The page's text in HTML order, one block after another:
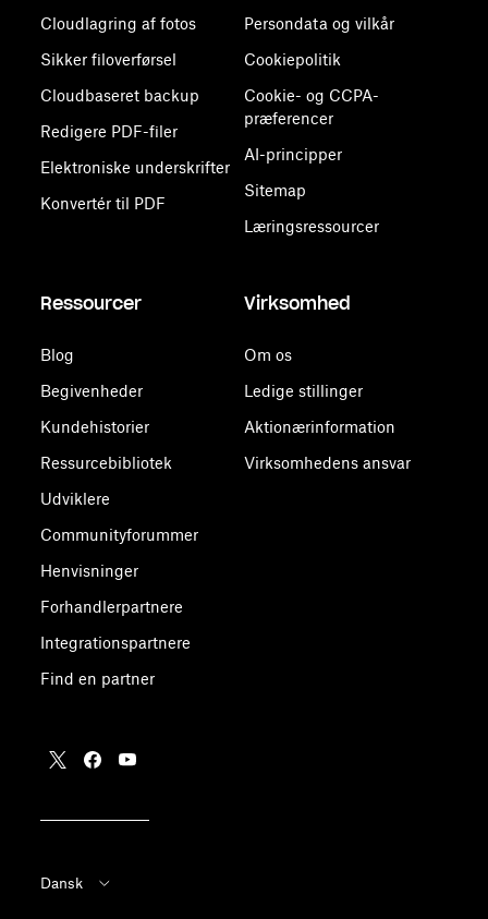
Cloudlagring af fotos
Sikker filoverførsel
Cloudbaseret backup
Redigere PDF-filer
Elektroniske underskrifter
Konvertér til PDF
Persondata og vilkår
Cookiepolitik
Cookie- og CCPA-
præferencer
AI-principper
Sitemap
Læringsressourcer
Ressourcer
Blog
Begivenheder
Kundehistorier
Ressurcebibliotek
Udviklere
Communityforummer
Henvisninger
Forhandlerpartnere
Integrationspartnere
Find en partner
Virksomhed
Om os
Ledige stillinger
Aktionærinformation
Virksomhedens ansvar
Dansk